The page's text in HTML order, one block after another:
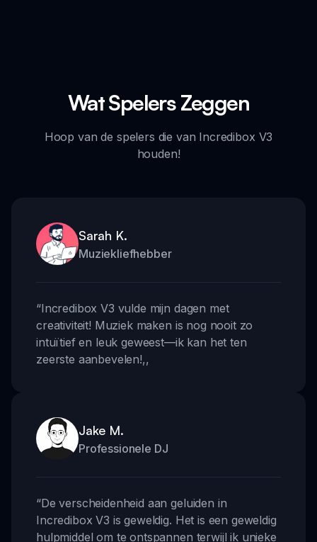
Wat Spelers Zeggen
Hoop van de spelers die van Incredibox V3
houden!
Sarah K.
Muziekliefhebber
“Incredibox V3 vulde mijn dagen met
creativiteit! Muziek maken is nog nooit zo
intuïtief en leuk geweest—ik kan het ten
zeerste aanbevelen!,,
Jake M.
Professionele DJ
“De verscheidenheid aan geluiden in
Incredibox V3 is geweldig. Het is een geweldig
hulpmiddel om te ontspannen terwijl ik unieke